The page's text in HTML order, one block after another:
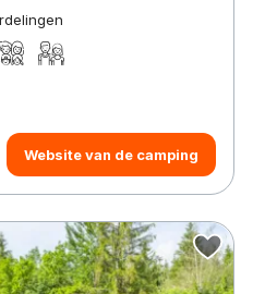
Website van de camping